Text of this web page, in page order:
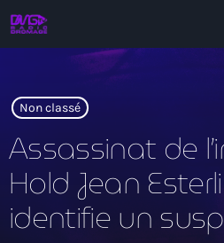
play_arrow RADIO DROMAGE
Non classé
Assassinat de
Hold Jean
identifie un